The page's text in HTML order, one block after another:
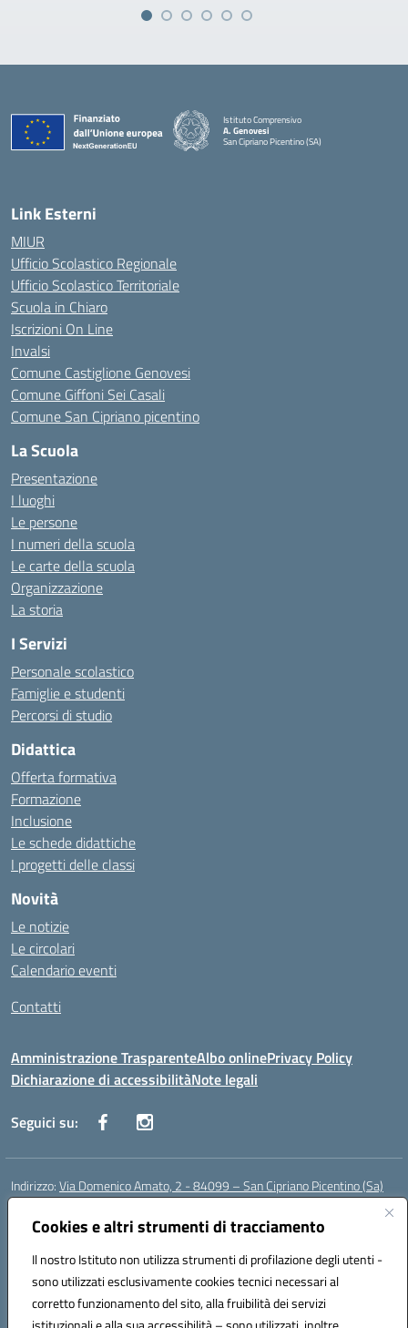
Cookies e altri strumenti di tracciamento
Il nostro Istituto non utilizza strumenti di profilazione degli utenti -
sono utilizzati esclusivamente cookies tecnici necessari al
corretto funzionamento del sito, alla fruibilità dei servizi
Istituto Comprensivo
A. Genovesi
San Cipriano Picentino (SA)
— Visita la pagina iniziale della scuola
Link Esterni
MIUR
Ufficio Scolastico Regionale
Ufficio Scolastico Territoriale
Scuola in Chiaro
Iscrizioni On Line
Invalsi
Comune Castiglione Genovesi
Comune Giffoni Sei Casali
Comune San Cipriano picentino
La Scuola
Presentazione
I luoghi
Le persone
I numeri della scuola
Le carte della scuola
Organizzazione
La storia
I Servizi
Personale scolastico
Famiglie e studenti
Percorsi di studio
Didattica
Offerta formativa
Formazione
Inclusione
Le schede didattiche
I progetti delle classi
Novità
Le notizie
Le circolari
Calendario eventi
Contatti
Amministrazione TrasparenteAlbo onlinePrivacy Policy
Dichiarazione di accessibilitàNote legali
Seguici su:
Indirizzo:Via Domenico Amato, 2 - 84099 – San Cipriano Picentino (Sa)
Centralino:
Posta elettronica certificata (PEC):saic87700c@pec.istruzione.it
Codice fiscale: 95075020651
Codice meccanografico:SAIC87700C
Codice Indice delle Pubbliche Amministrazioni (IPA): istsc_saic87700c
Codice unico di fatturazione (CUF): UFBWH2